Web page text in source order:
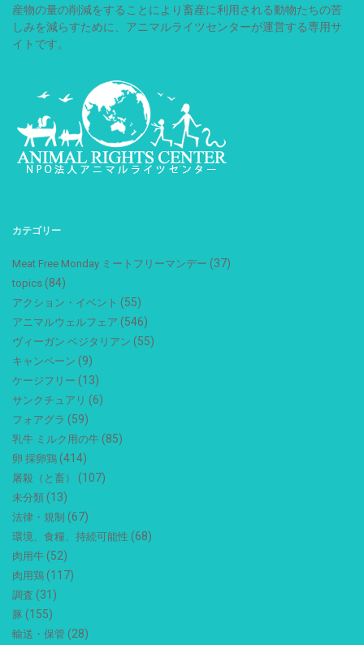
産物の量の削減をすることにより畜産に利用される動物たちの苦
しみを減らすために、アニマルライツセンターが運営する専用サ
イトです。
カテゴリー
Meat Free Monday ミートフリーマンデー (37)
topics (84)
アクション・イベント (55)
アニマルウェルフェア (546)
ヴィーガン ベジタリアン (55)
キャンペーン (9)
ケージフリー (13)
サンクチュアリ (6)
フォアグラ (59)
乳牛 ミルク用の牛 (85)
卵 採卵鶏 (414)
屠殺（と畜） (107)
未分類 (13)
法律・規制 (67)
環境、食糧、持続可能性 (68)
肉用牛 (52)
肉用鶏 (117)
調査 (31)
豚 (155)
輸送・保管 (28)